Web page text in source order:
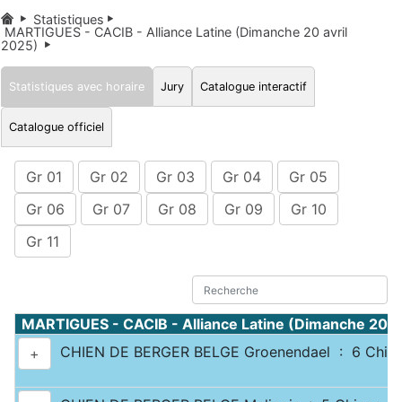
Statistiques
MARTIGUES - CACIB - Alliance Latine (Dimanche 20 avril
2025)
Statistiques avec horaire Jury Catalogue interactif
Catalogue officiel
Gr 01 Gr 02 Gr 03 Gr 04
Gr 05
Gr 06
Gr 07 Gr 08 Gr 09
Gr 10
Gr 11
MARTIGUES - CACIB - Alliance Latine (Dimanche
+
CHIEN DE BERGER BELGE Groenendael : 6